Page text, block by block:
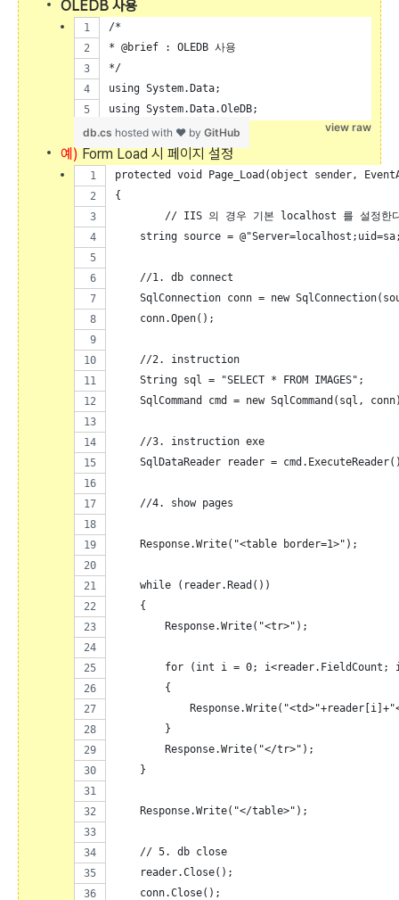
OLEDB 사용
/*
* @brief : OLEDB 사용
*/
using System.Data;
using System.Data.OleDB;
view raw
db.cs hosted with ❤ by GitHub
예)Form Load 시 페이지 설정
protected void Page_Load(object sender,
{
// IIS 의 경우 기본 localhost 를 설정
string source =
    //1. db connect
SqlConnection conn = new
    conn.Open();
    //2. instruction
    String sql = "SELECT * FROM IMAGES";
SqlCommand cmd = new SqlCommand(sql,
    //3. instruction exe
SqlDataReader reader =
    //4. show pages
    Response.Write("<table border=1>");
    while (reader.Read())
    {
        Response.Write("<tr>");
for (int i = 0; i<reader.FieldCount;
        {
        }
        Response.Write("</tr>");
    }
    Response.Write("</table>");
    // 5. db close
    reader.Close();
    conn.Close();